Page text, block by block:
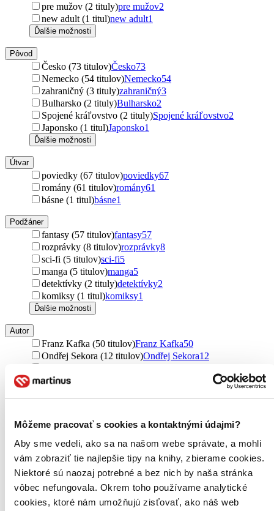
Môžeme pracovať s cookies a kontaktnými údajmi?
Aby sme vedeli, ako sa na našom webe správate, a mohli
vám zobraziť tie najlepšie tipy na knihy, zbierame cookies.
Niektoré sú naozaj potrebné a bez nich by naša stránka
vôbec nefungovala. Okrem toho používame analytické
cookies, ktoré nám umožňujú zisťovať, ako náš web
pre mužov (2 tituly)pre mužov2
new adult (1 titul)new adult1
Ďalšie možnosti
Pôvod
Česko (73 titulov)Česko73
Nemecko (54 titulov)Nemecko54
zahraničný (3 tituly)zahraničný3
Bulharsko (2 tituly)Bulharsko2
Spojené kráľovstvo (2 tituly)Spojené kráľovstvo2
Japonsko (1 titul)Japonsko1
Ďalšie možnosti
Útvar
poviedky (67 titulov)poviedky67
romány (61 titulov)romány61
básne (1 titul)básne1
Podžáner
fantasy (57 titulov)fantasy57
rozprávky (8 titulov)rozprávky8
sci-fi (5 titulov)sci-fi5
manga (5 titulov)manga5
detektívky (2 tituly)detektívky2
komiksy (1 titul)komiksy1
Ďalšie možnosti
Autor
Franz Kafka (50 titulov)Franz Kafka50
Ondřej Sekora (12 titulov)Ondřej Sekora12
Pavel Čech (4 tituly)
Peter May (2 tituly)Peter May2
Georgi Gospodinov (2 tituly)Georgi Gospodinov 2
Zora Koru (2 tituly)Zora Koru 2
Zdena Poláková (2 tituly) Zdena Poláková
Peter Kuper (1 titul)Peter Kuper1
Slavomír Kudláček (1 titul)Slavomír Kudláček1
Wu Ming-yi (1 titul)Wu Ming-yi1